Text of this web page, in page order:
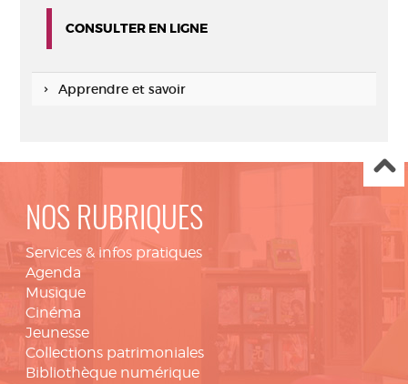
CONSULTER EN LIGNE
Apprendre et savoir
NOS RUBRIQUES
Services & infos pratiques
Agenda
Musique
Cinéma
Jeunesse
Collections patrimoniales
Bibliothèque numérique